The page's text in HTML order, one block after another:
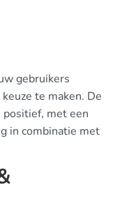
gebruikers
te maken. De
positief, met een
in combinatie met